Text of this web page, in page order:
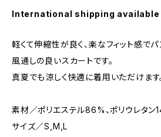
International shipping available
軽くて伸縮性が良く、楽なフィット感で
風通しの良いスカートです。
真夏でも涼しく快適に着用いただけます
素材／ポリエステル86%、ポリウレタン
サイズ／S,M,L